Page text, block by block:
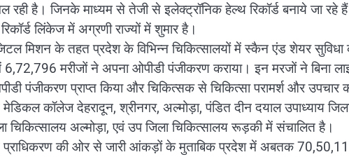
है। जिनके माध्यम से तेजी से इलेक्ट्रॉनिक हेल्थ रिकॉर्ड बनाये जा रहे
लिंकेज में अग्रणी राज्यों में शुमार है।
मिशन के तहत प्रदेश के विभिन्न चिकित्सालयों में स्कैन एंड शेयर सुविधा
मरीजों ने अपना ओपीडी पंजीकरण कराया। इन मरजों ने बिना
पंजीकरण प्राप्त किया और चिकित्सक से चिकित्सा परामर्श और उपचार
कॉलेज देहरादून, श्रीनगर, अल्मोड़ा, पंडित दीन दयाल उपाध्याय
चिकित्सालय अल्मोड़ा, एवं उप जिला चिकित्सालय रूड़की में संचालित है।
की ओर से जारी आंकड़ों के मुताबिक प्रदेश में अबतक